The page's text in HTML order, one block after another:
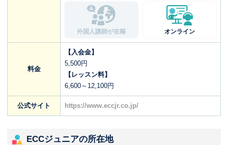
外国人講師が在籍 オンライン
料金
【入会金】
5,500円
【レッスン料】
6,600～12,100円
公式サイト https://www.eccjr.co.jp/
ECCジュニアの所在地